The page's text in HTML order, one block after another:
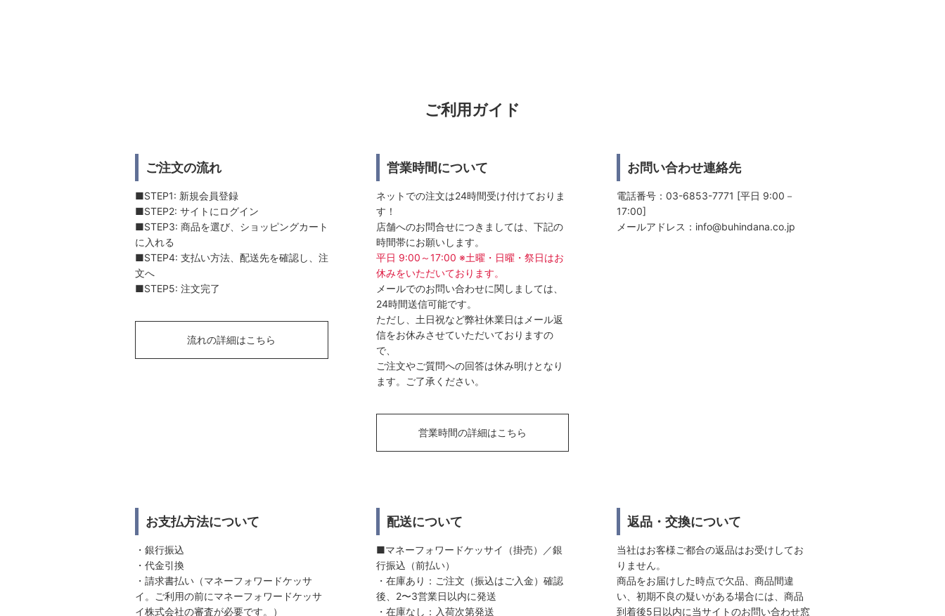
ご利用ガイド
ご注文の流れ
■STEP1: 新規会員登録
■STEP2: サイトにログイン
■STEP3: 商品を選び、ショッピングカート
に入れる
■STEP4: 支払い方法、配送先を確認し、注
文へ
■STEP5: 注文完了
流れの詳細はこちら
営業時間について
ネットでの注文は24時間受け付けておりま
す！
店舗へのお問合せにつきましては、下記の
時間帯にお願いします。
平日 9:00～17:00 ※土曜・日曜・祭日はお
休みをいただいております。
メールでのお問い合わせに関しましては、
24時間送信可能です。
ただし、土日祝など弊社休業日はメール返
信をお休みさせていただいておりますの
で、
ご注文やご質問への回答は休み明けとなり
ます。ご了承ください。
営業時間の詳細はこちら
お問い合わせ連絡先
電話番号：03-6853-7771 [平日 9:00－
17:00]
メールアドレス： info@buhindana.co.jp
お支払方法について
・銀行振込
・代金引換
・請求書払い（マネーフォワードケッサ
イ。ご利用の前にマネーフォワードケッサ
イ株式会社の審査が必要です。）
配送について
■マネーフォワードケッサイ（掛売）／銀
行振込（前払い）
・在庫あり：ご注文（振込はご入金）確認
後、2〜3営業日以内に発送
・在庫なし：入荷次第発送
返品・交換について
当社はお客様ご都合の返品はお受けしてお
りません。
商品をお届けした時点で欠品、商品間違
い、初期不良の疑いがある場合には、商品
到着後5日以内に当サイトのお問い合わせ窓